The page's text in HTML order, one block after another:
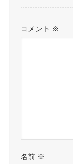
コメント ※
名前 ※